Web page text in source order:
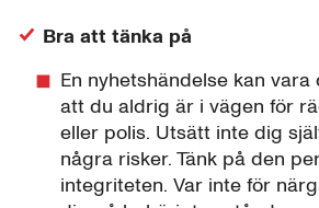
Bra att tänka på
En nyhetshändelse kan
att du aldrig är i vägen för
eller polis. Utsätt inte dig
några risker. Tänk på den
integriteten. Var inte för